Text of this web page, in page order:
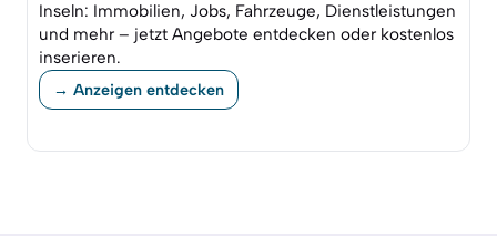
Inseln: Immobilien, Jobs, Fahrzeuge, Dienstleistungen
und mehr – jetzt Angebote entdecken oder kostenlos
inserieren.
→ Anzeigen entdecken